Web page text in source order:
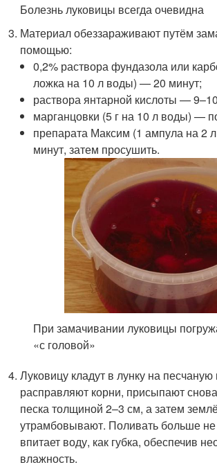
Болезнь луковицы всегда очевидна
Материал обеззараживают путём
помощью:
0,2% раствора фундазола или
ложка на 10 л воды) — 20 минут;
раствора янтарной кислоты —
марганцовки (5 г на 10 л воды) —
препарата Максим (1 ампула на 2
минут, затем просушить.
При замачивании луковицы
«с головой»
Луковицу кладут в лунку на
расправляют корни, присыпают
песка толщиной 2–3 см, а затем
утрамбовывают. Поливать больше
впитает воду, как губка, обеспечив
влажность.